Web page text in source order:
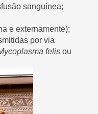
sanguínea;
e externamente);
por via
felis ou